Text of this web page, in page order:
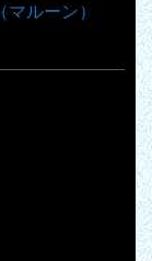
ルーン）